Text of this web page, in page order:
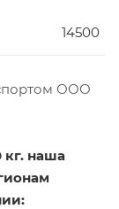
14500
ООО
кг. наша